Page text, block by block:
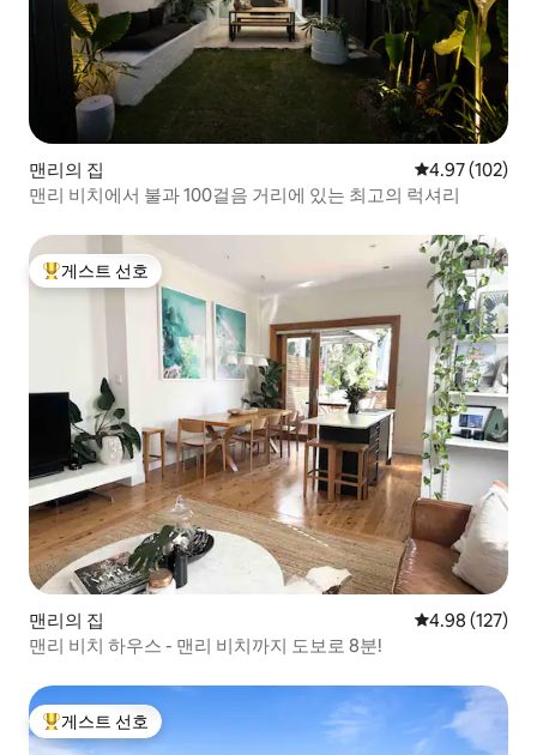
맨리의 집 평점 4.97점(5
4.97 (102)
맨리 비치에서 불과 100걸음 거리에 있는 최고의 럭셔리
상위 게스트 선호
게스트 선호
맨리의 집 평점 4.98점(5
4.98 (127)
맨리 비치 하우스 - 맨리 비치까지 도보로 8분!
상위 게스트 선호
게스트 선호